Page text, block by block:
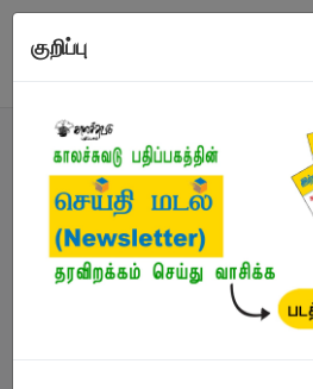
குறிப்பு
நூல்கள் / இ-புத்தகம் / ஓசை
இசை (இ-